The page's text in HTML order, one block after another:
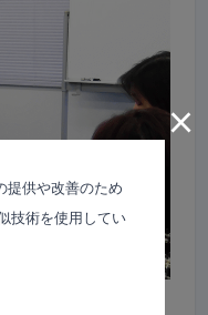
×
提供や改善のため
技術を使用してい